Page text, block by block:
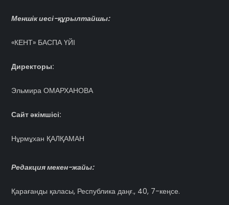
Меншік иесі-құрылтайшы:
«КЕНТ» БАСПА ҮЙІ
Директоры:
Эльмира ОМАРХАНОВА
Сайт әкімшісі:
Нұрмұхан ҚАЛҚАМАН
Редакция мекен-жайы:
Қарағанды қаласы, Республика даңғ., 40, 7-кеңсе.